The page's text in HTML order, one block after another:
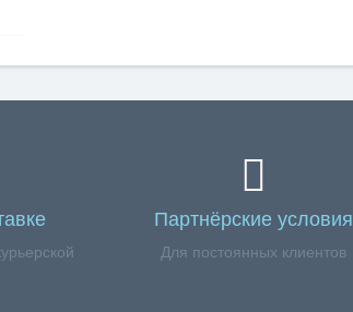
Партнёрские условия
Для постоянных клиентов